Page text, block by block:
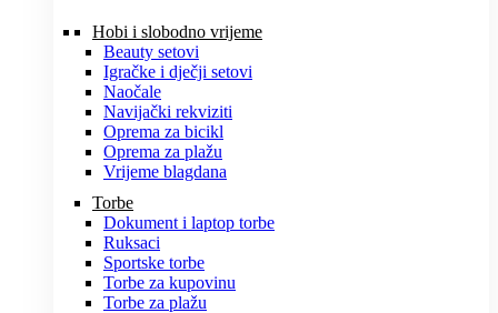
Hobi i slobodno vrijeme
Beauty setovi
Igračke i dječji setovi
Naočale
Navijački rekviziti
Oprema za bicikl
Oprema za plažu
Vrijeme blagdana
Torbe
Dokument i laptop torbe
Ruksaci
Sportske torbe
Torbe za kupovinu
Torbe za plažu